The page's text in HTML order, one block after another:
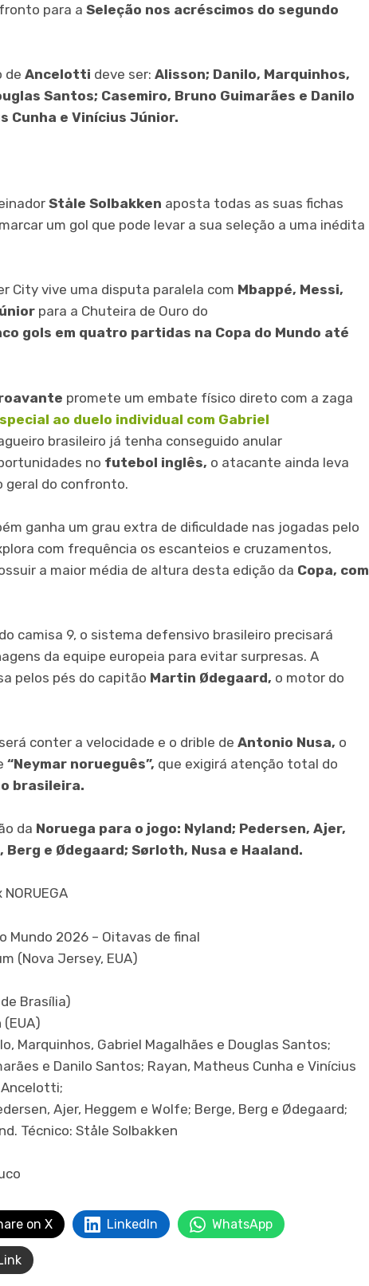
para a Seleção nos acréscimos do segundo
de Ancelotti deve ser: Alisson; Danilo, Marquinhos,
Santos; Casemiro, Bruno Guimarães e Danilo
Cunha e Vinícius Júnior.
Ståle Solbakken aposta todas as suas fichas
um gol que pode levar a sua seleção a uma inédita
City vive uma disputa paralela com Mbappé, Messi,
para a Chuteira de Ouro do
gols em quatro partidas na Copa do Mundo até
promete um embate físico direto com a zaga
ao duelo individual com Gabriel
brasileiro já tenha conseguido anular
no futebol inglês, o atacante ainda leva
do confronto.
ganha um grau extra de dificuldade nas jogadas pelo
com frequência os escanteios e cruzamentos,
a maior média de altura desta edição da Copa, com
camisa 9, o sistema defensivo brasileiro precisará
da equipe europeia para evitar surpresas. A
pelos pés do capitão Martin Ødegaard, o motor do
conter a velocidade e o drible de Antonio Nusa, o
“Neymar norueguês”, que exigirá atenção total do
brasileira.
da Noruega para o jogo: Nyland; Pedersen, Ajer,
Berg e Ødegaard; Sørloth, Nusa e Haaland.
NORUEGA
Mundo 2026 – Oitavas de final
(Nova Jersey, EUA)
Brasília)
Marquinhos, Gabriel Magalhães e Douglas Santos;
e Danilo Santos; Rayan, Matheus Cunha e Vinícius
Ancelotti;
Ajer, Heggem e Wolfe; Berge, Berg e Ødegaard;
Técnico: Ståle Solbakken
on X LinkedIn WhatsApp